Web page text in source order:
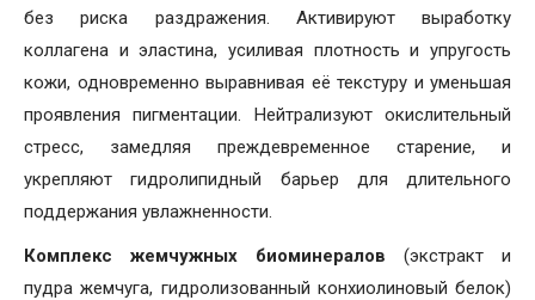
без риска раздражения. Активируют выработку
коллагена и эластина, усиливая плотность и упругость
кожи, одновременно выравнивая её текстуру и уменьшая
проявления пигментации. Нейтрализуют окислительный
стресс, замедляя преждевременное старение, и
укрепляют гидролипидный барьер для длительного
поддержания увлажненности.
Комплекс жемчужных биоминералов (экстракт и
пудра жемчуга, гидролизованный конхиолиновый белок)